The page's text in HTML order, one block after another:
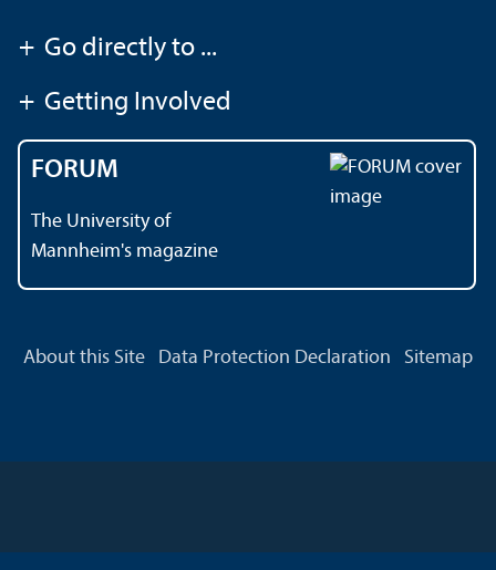
+ Go directly to ...
+ Getting Involved
FORUM
The University of
Mannheim's magazine
About this Site Data Protection Declaration Sitemap